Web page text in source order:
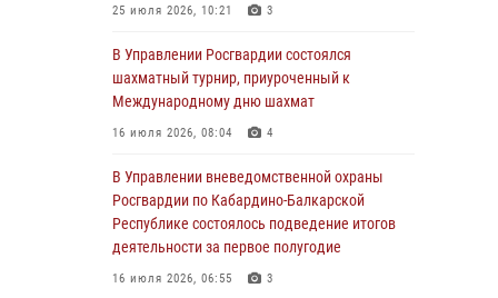
01 августа 2026, 00:10
Росгвардия обеспечивает безопасность
граждан на южном направлении
Состоялась рабочая встреча директора
Росгвардии Героя России генерала армии
Виктора Золотова с заместителем
полномочного представителя Президента
25 июля 2026, 10:21 3
В Управлении Росгвардии состоялся
шахматный турнир, приуроченный к
Международному дню шахмат
16 июля 2026, 08:04 4
В Управлении вневедомственной охраны
Росгвардии по Кабардино-Балкарской
Республике состоялось подведение итогов
деятельности за первое полугодие
16 июля 2026, 06:55 3